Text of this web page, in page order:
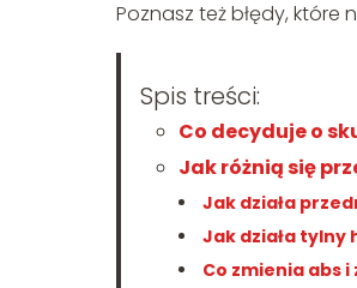
Poznasz też błędy, które
Spis treści:
Co decyduje o
Jak różnią się
Jak działa
Jak działa tylny
Co zmienia abs